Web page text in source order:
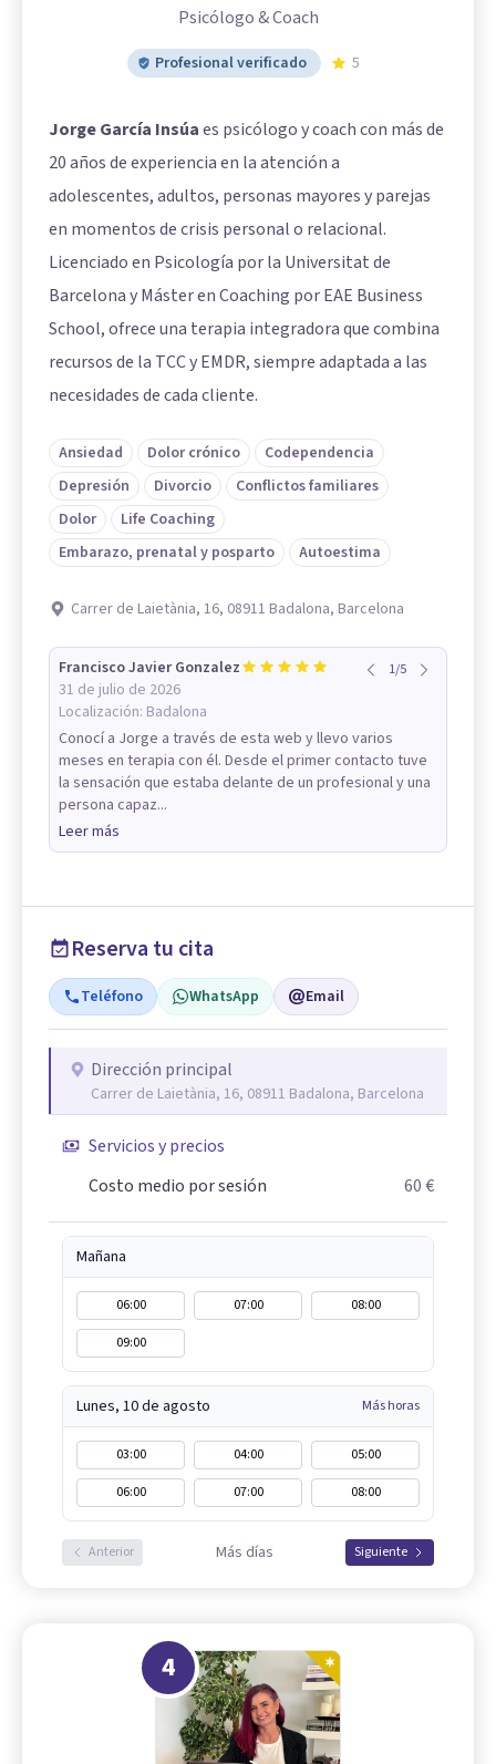
Psicólogo & Coach
Profesional verificado 5
Jorge García Insúaes psicólogo y coach con más de
20 años de experiencia en la atención a
adolescentes, adultos, personas mayores y parejas
en momentos de crisis personal o relacional.
Licenciado en Psicología por la Universitat de
Barcelona y Máster en Coaching por EAE Business
School, ofrece una terapia integradora que combina
recursos de la TCC y EMDR, siempre adaptada a las
necesidades de cada cliente.
Ansiedad Dolor crónico
Codependencia
Depresión
Divorcio
Conflictos familiares
Dolor
Life Coaching
Embarazo, prenatal y posparto
Autoestima
Carrer de Laietània, 16, 08911 Badalona, Barcelona
Francisco Javier Gonzalez
31 de julio de 2026
Localización: Badalona
1/5
Conocí a Jorge a través de esta web y llevo varios
meses en terapia con él. Desde el primer contacto tuve
la sensación que estaba delante de un profesional y una
persona capaz...
Leer más
Reserva tu cita
Teléfono WhatsApp Email
Dirección principal
Carrer de Laietània, 16, 08911 Badalona, Barcelona
Servicios y precios
Costo medio por sesión
60 €
Mañana
06:00 07:00
08:00
09:00
Lunes, 10 de agosto Más horas
03:00 04:00
05:00
06:00
07:00 08:00
Anterior Más días Siguiente
4